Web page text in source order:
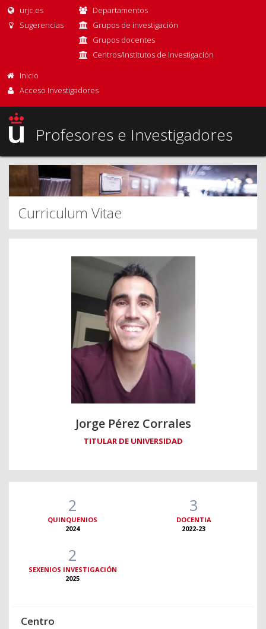
urjc.es
Sugerencias
Departamentos
Grupos de investigación
Grupos docentes
Centros/Institutos de Investigación
Inicio
Acceso Investigadores
Profesores e Investigadores
Curriculum Vitae
Jorge Pérez Corrales
TITULAR DE UNIVERSIDAD
2
QUINQUENIOS
2024
3
DOCENTIA
2022-23
2
SEXENIOS INVESTIGACIÓN
2025
Centro